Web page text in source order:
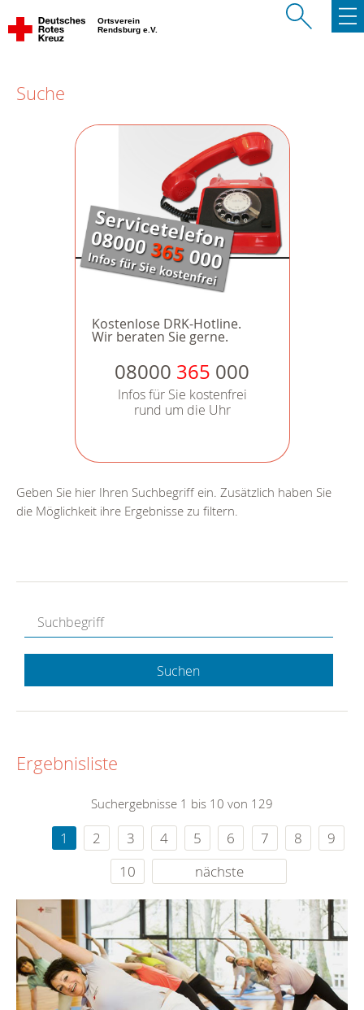
Ortsverein
Rendsburg e.V.
Suche
Kostenlose DRK-Hotline.
Wir beraten Sie gerne.
08000 365 000
Infos für Sie kostenfrei
rund um die Uhr
Geben Sie hier Ihren Suchbegriff ein. Zusätzlich haben Sie
die Möglichkeit ihre Ergebnisse zu filtern.
Suchen
Ergebnisliste
Suchergebnisse 1 bis 10 von 129
1 2 3 4 5 6 7 8
9
10
nächste